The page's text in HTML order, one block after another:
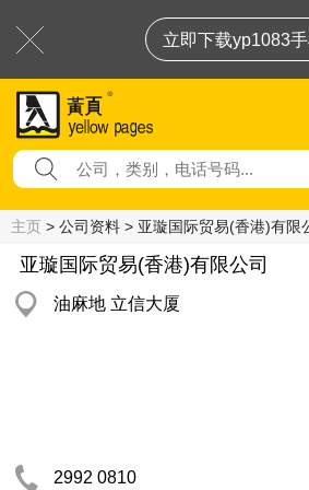
立即下载yp1083
主页 > 公司资料 > 亚璇国际贸易(香港)有限
亚璇国际贸易(香港)有限公司
油麻地 立信大厦
2992 0810